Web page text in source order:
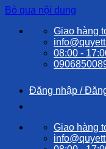
Bỏ qua nội dung
Giao hàng
08:00 -
Đăng nhập /
Giao hàng